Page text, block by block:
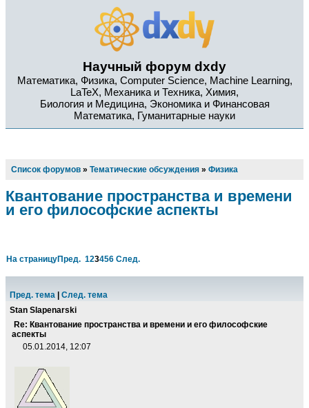
Научный форум dxdy
Математика, Физика, Computer Science, Machine Learning,
LaTeX, Механика и Техника, Химия,
Биология и Медицина, Экономика и Финансовая
Математика, Гуманитарные науки
Список форумов » Тематические обсуждения » Физика
Квантование пространства и времени
и его философские аспекты
На страницуПред. 123456 След.
Пред. тема
След. тема
Stan Slapenarski
Re: Квантование пространства и времени и его философские
аспекты
05.01.2014, 12:07